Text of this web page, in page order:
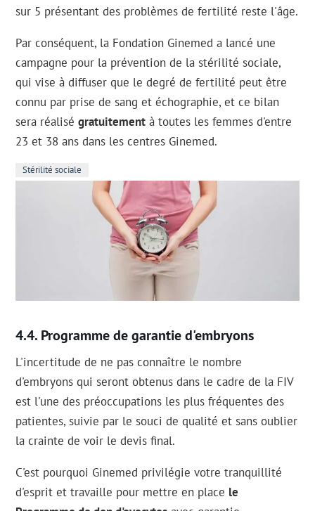
sur 5 présentant des problèmes de fertilité reste l'âge.
Par conséquent, la Fondation Ginemed a lancé une
campagne pour la prévention de la stérilité sociale,
qui vise à diffuser que le degré de fertilité peut être
connu par prise de sang et échographie, et ce bilan
sera réaliségratuitement à toutes les femmes d'entre
23 et 38 ans dans les centres Ginemed.
Stérilité sociale
Programme de garantie d'embryons
L'incertitude de ne pas connaître le nombre
d'embryons qui seront obtenus dans le cadre de la FIV
est l'une des préoccupations les plus fréquentes des
patientes, suivie par le souci de qualité et sans oublier
la crainte de voir le devis final.
C'est pourquoi Ginemed privilégie votre tranquillité
d'esprit et travaille pour mettre en place le